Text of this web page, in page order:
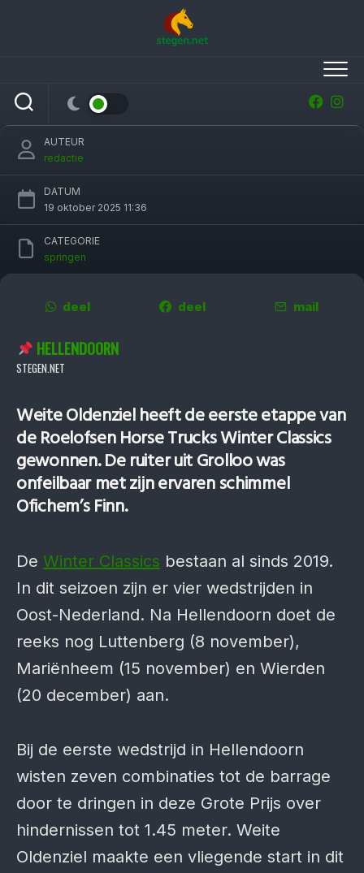
Weite Oldenziel wint in Hellendoorn eerste
etappe Winter Classics
AUTEUR
redactie
DATUM
19 oktober 2025 11:36
CATEGORIE
springen
deel deel mail
HELLENDOORN
STEGEN.NET
Weite Oldenziel heeft de eerste etappe van
de Roelofsen Horse Trucks Winter Classics
gewonnen. De ruiter uit Grolloo was
onfeilbaar met zijn ervaren schimmel
Ofichem’s Finn.
De Winter Classics bestaan al sinds 2019.
In dit seizoen zijn er vier wedstrijden in
Oost-Nederland. Na Hellendoorn doet de
reeks nog Luttenberg (8 november),
Mariënheem (15 november) en Wierden
(20 december) aan.
Bij de eerste wedstrijd in Hellendoorn
wisten zeven combinaties tot de barrage
door te dringen in deze Grote Prijs over
hindernissen tot 1.45 meter. Weite
Oldenziel maakte een vliegende start in dit